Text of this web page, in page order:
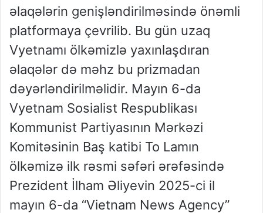
əlaqələrin genişləndirilməsində önəmli
platformaya çevrilib. Bu gün uzaq
Vyetnamı ölkəmizlə yaxınlaşdıran
əlaqələr də məhz bu prizmadan
dəyərləndirilməlidir. Mayın 6-da
Vyetnam Sosialist Respublikası
Kommunist Partiyasının Mərkəzi
Komitəsinin Baş katibi To Lamın
ölkəmizə ilk rəsmi səfəri ərəfəsində
Prezident İlham Əliyevin 2025-ci il
mayın 6-da “Vietnam News Agency”